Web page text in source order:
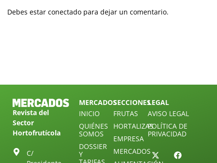
Debes estar conectado para dejar un comentario.
Revista del
Sector
Hortofrutícola
C/
MERCADOS
INICIO
QUIÉNES
SOMOS
DOSSIER
Y
SECCIONES
FRUTAS
HORTALIZAS
EMPRESA
MERCADOS
LEGAL
AVISO LEGAL
POLÍTICA DE
PRIVACIDAD